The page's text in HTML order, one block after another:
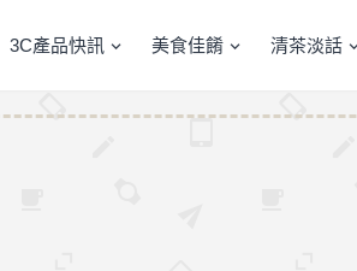
3C產品快訊 美食佳餚 清茶淡話